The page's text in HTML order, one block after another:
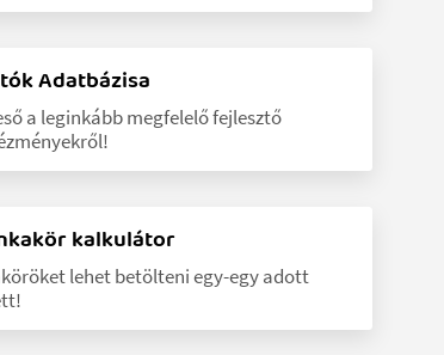
Adatbázisa
a leginkább megfelelő fejlesztő
kalkulátor
lehet betölteni egy-egy adott